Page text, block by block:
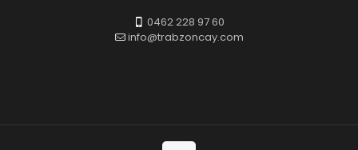
0462 228 97 60
info@trabzoncay.com